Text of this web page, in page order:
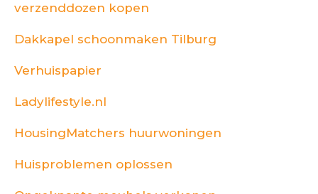
verzenddozen kopen
Dakkapel schoonmaken Tilburg
Verhuispapier
Ladylifestyle.nl
HousingMatchers huurwoningen
Huisproblemen oplossen